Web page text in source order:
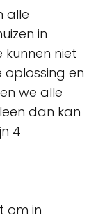
alle
in
niet
en
we alle
dan kan
4
om in